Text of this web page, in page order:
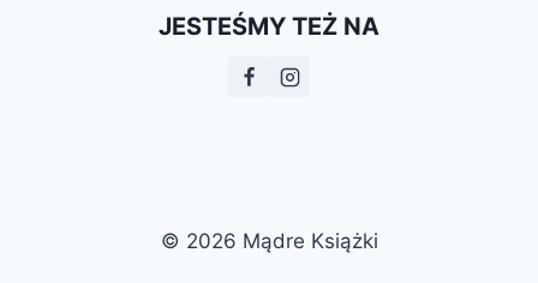
JESTEŚMY TEŻ NA
© 2026 Mądre Książki